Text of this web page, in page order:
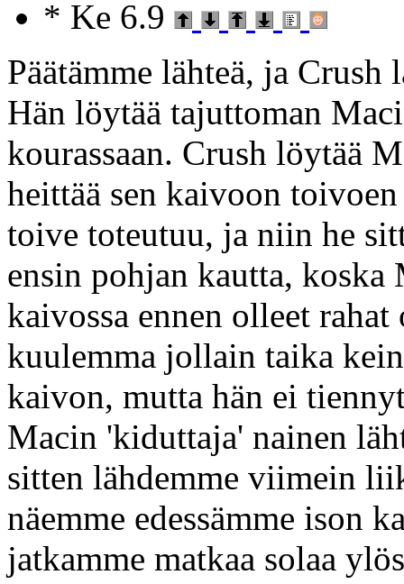
* Ke 6.9
Päätämme lähteä, ja Crush
Hän löytää tajuttoman
kourassaan. Crush löytää
heittää sen kaivoon
toive toteutuu, ja niin he
ensin pohjan kautta, koska
kaivossa ennen olleet
kuulemma jollain taika
kaivon, mutta hän ei
Macin 'kiduttaja' nainen
sitten lähdemme viimein
näemme edessämme ison
jatkamme matkaa solaa